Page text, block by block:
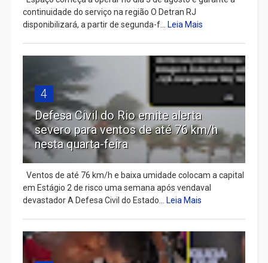
continuidade do serviço na região O Detran RJ
disponibilizará, a partir de segunda-f... Leia Mais
4
Defesa Civil do Rio emite alerta
severo para ventos de até 76 km/h
nesta quarta-feira
Ventos de até 76 km/h e baixa umidade colocam a capital
em Estágio 2 de risco uma semana após vendaval
devastador A Defesa Civil do Estado... Leia Mais